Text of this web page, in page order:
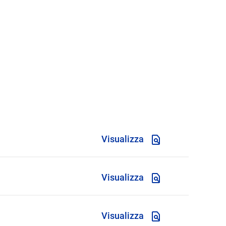
Visualizza
Visualizza
Visualizza